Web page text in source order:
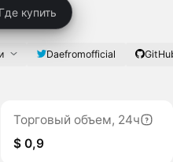
Где купить
Daefromofficial
Торговый объем, 24ч
$ 0,9